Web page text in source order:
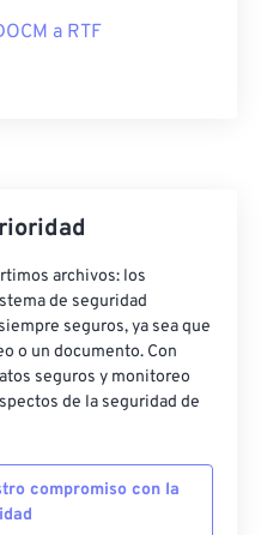
a RTF
archivos: los
de seguridad
seguros, ya sea que
o un documento. Con
seguros y monitoreo
de la seguridad de
compromiso con la